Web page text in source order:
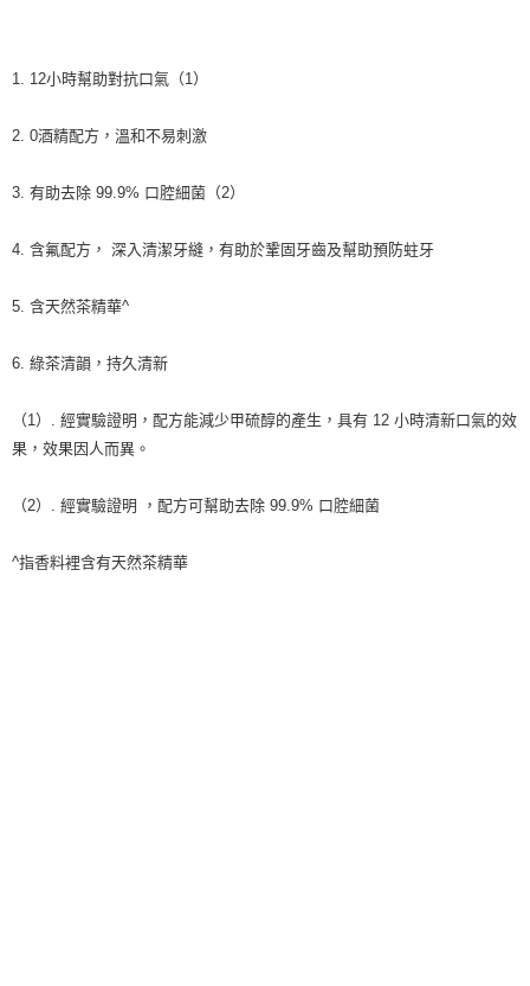
1. 12小時幫助對抗口氣（1）
2. 0酒精配方，溫和不易刺激
3. 有助去除 99.9% 口腔細菌（2）
4. 含氟配方， 深入清潔牙縫，有助於鞏固牙齒及幫助預防蛀牙
5. 含天然茶精華^
6. 綠茶清韻，持久清新
（1）. 經實驗證明，配方能減少甲硫醇的產生，具有 12 小時清新口氣的效
果，效果因人而異。
（2）. 經實驗證明 ，配方可幫助去除 99.9% 口腔細菌
^指香料裡含有天然茶精華